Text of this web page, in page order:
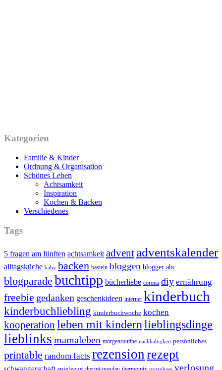
Kategorien
Familie & Kinder
Ordnung & Organisation
Schönes Leben
Achtsamkeit
Inspiration
Kochen & Backen
Verschiedenes
Tags
5 fragen am fünften achtsamkeit advent adventskalender
alltagsküche baby backen basteln bloggen blogger abc
blogparade buchtipp bücherliebe corona diy ernährung
freebie gedanken geschenkideen internet kinderbuch
kinderbuchliebling kinderbuchwoche kochen
kooperation leben mit kindernlieblingsdinge
lieblinks mamaleben morgenroutine nachhaltigkeit persönliches
printable random facts rezensionrezept
verlosung